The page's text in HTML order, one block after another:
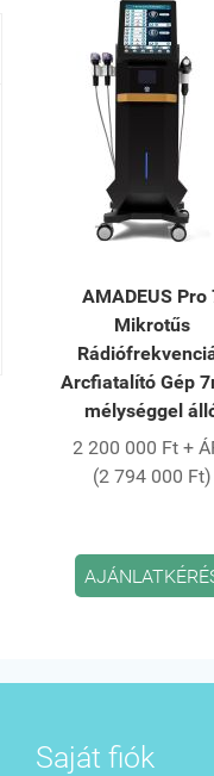
AMADEUS Pro
Mikrotűs
Arcfiatalító Gép
mélységgel
2 200 000 Ft +
(2 794 000 Ft)
Saját fiók